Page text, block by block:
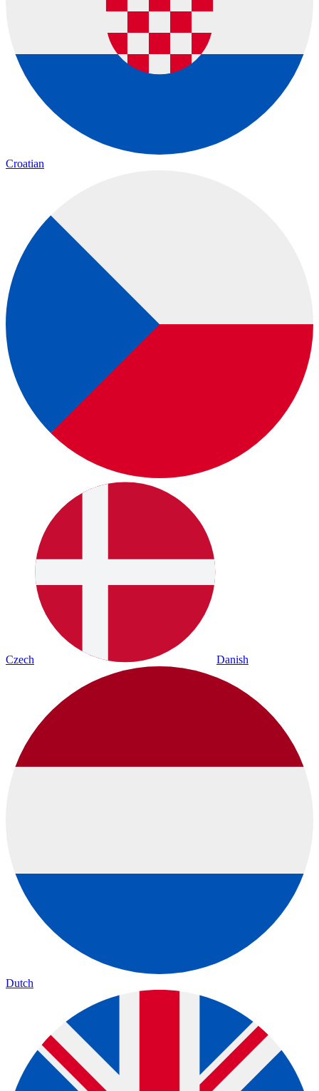
Croatian
Czech Danish
Dutch